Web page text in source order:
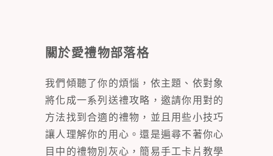
關於愛禮物部落格
我們傾聽了你的煩惱，依主題、依對象
將化成一系列送禮攻略，邀請你用對的
方法找到合適的禮物，並且用些小技巧
讓人理解你的用心。還是遍尋不著你心
目中的禮物別灰心，簡易手工卡片教學